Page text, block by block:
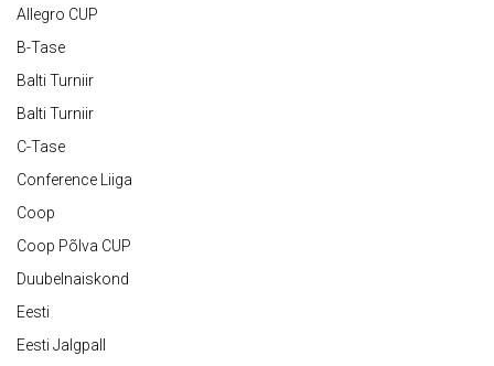
Allegro CUP
B-Tase
Balti Turniir
Balti Turniir
C-Tase
Conference Liiga
Coop
Coop Põlva CUP
Duubelnaiskond
Eesti
Eesti Jalgpall